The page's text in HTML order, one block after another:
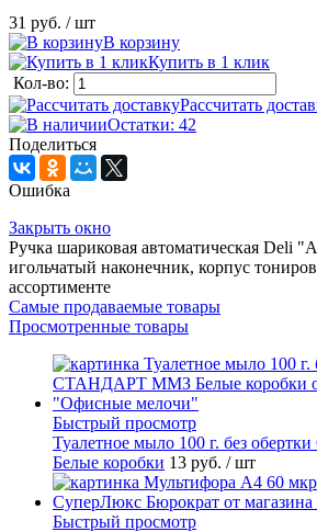
31 руб. / шт
В корзину
Купить в 1 клик
Кол-во:
Рассчитать
Остатки: 42
Поделиться
Ошибка
Закрыть окно
Ручка шариковая автоматическая Deli
игольчатый наконечник, корпус
ассортименте
Самые продаваемые товары
Просмотренные товары
Быстрый просмотр
Туалетное мыло 100 г. без
Белые коробки 13 руб. / шт
Быстрый просмотр